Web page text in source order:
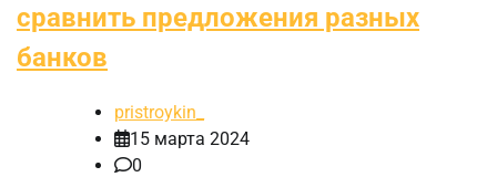
сравнить предложения разных
банков
pristroykin_
15 марта 2024
0